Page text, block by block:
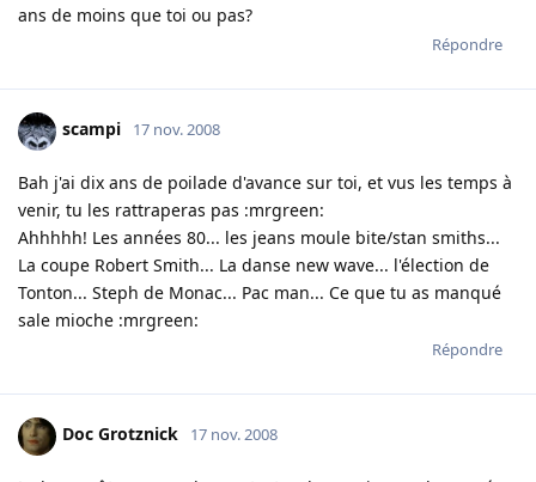
ans de moins que toi ou pas?
Répondre
scampi 17 nov. 2008
Bah j'ai dix ans de poilade d'avance sur toi, et vus les temps à
venir, tu les rattraperas pas :mrgreen:
Ahhhhh! Les années 80... les jeans moule bite/stan smiths...
La coupe Robert Smith... La danse new wave... l'élection de
Tonton... Steph de Monac... Pac man... Ce que tu as manqué
sale mioche :mrgreen:
Répondre
Doc Grotznick 17 nov. 2008